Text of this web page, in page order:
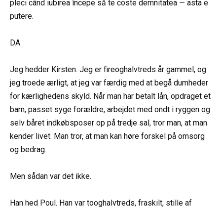
pleci când iubirea începe să te coste demnitatea — asta e
putere.
DA
Jeg hedder Kirsten. Jeg er fireoghalvtreds år gammel, og
jeg troede ærligt, at jeg var færdig med at begå dumheder
for kærlighedens skyld. Når man har betalt lån, opdraget et
barn, passet syge forældre, arbejdet med ondt i ryggen og
selv båret indkøbsposer op på tredje sal, tror man, at man
kender livet. Man tror, at man kan høre forskel på omsorg
og bedrag.
Men sådan var det ikke.
Han hed Poul. Han var tooghalvtreds, fraskilt, stille af